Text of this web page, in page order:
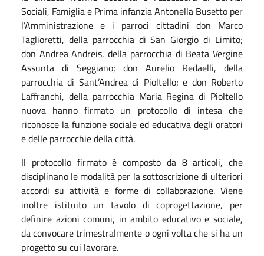
Sociali, Famiglia e Prima infanzia Antonella Busetto per
l’Amministrazione e i parroci cittadini don Marco
Taglioretti, della parrocchia di San Giorgio di Limito;
don Andrea Andreis, della parrocchia di Beata Vergine
Assunta di Seggiano; don Aurelio Redaelli, della
parrocchia di Sant’Andrea di Pioltello; e don Roberto
Laffranchi, della parrocchia Maria Regina di Pioltello
nuova hanno firmato un protocollo di intesa che
riconosce la funzione sociale ed educativa degli oratori
e delle parrocchie della città.
Il protocollo firmato è composto da 8 articoli, che
disciplinano le modalità per la sottoscrizione di ulteriori
accordi su attività e forme di collaborazione. Viene
inoltre istituito un tavolo di coprogettazione, per
definire azioni comuni, in ambito educativo e sociale,
da convocare trimestralmente o ogni volta che si ha un
progetto su cui lavorare.